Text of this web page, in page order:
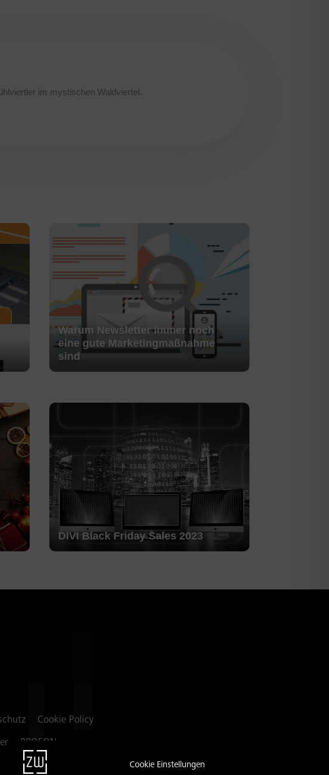
Cookie Einstellungen
im mystischen Waldviertel.
Warum Newsletter immer noch
eine gute Marketingmaßnahme
sind
DIVI Black Friday Sales 2023
Cookie Policy
PROFON